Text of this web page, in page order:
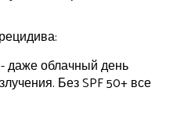
- даже облачный день
Без SPF 50+ все